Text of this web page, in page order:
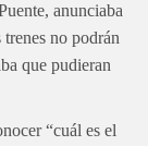
anunciaba
no podrán
que pudieran
“cuál es el